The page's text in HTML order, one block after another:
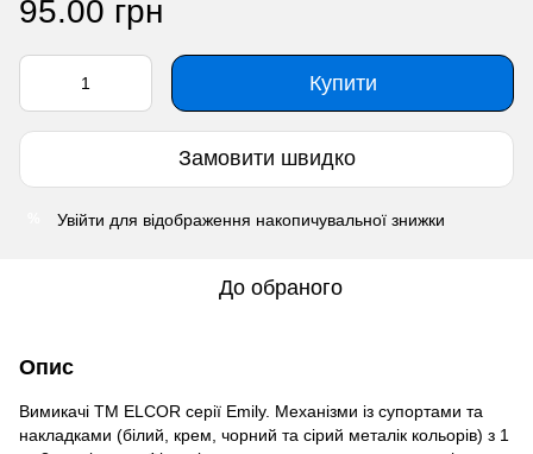
95.00 грн
Купити
Замовити швидко
Увійти для відображення накопичувальної знижки
До обраного
Опис
Вимикачі ТМ ELCOR серії Emily. Механізми із супортами та
накладками (білий, крем, чорний та сірий металік кольорів) з 1